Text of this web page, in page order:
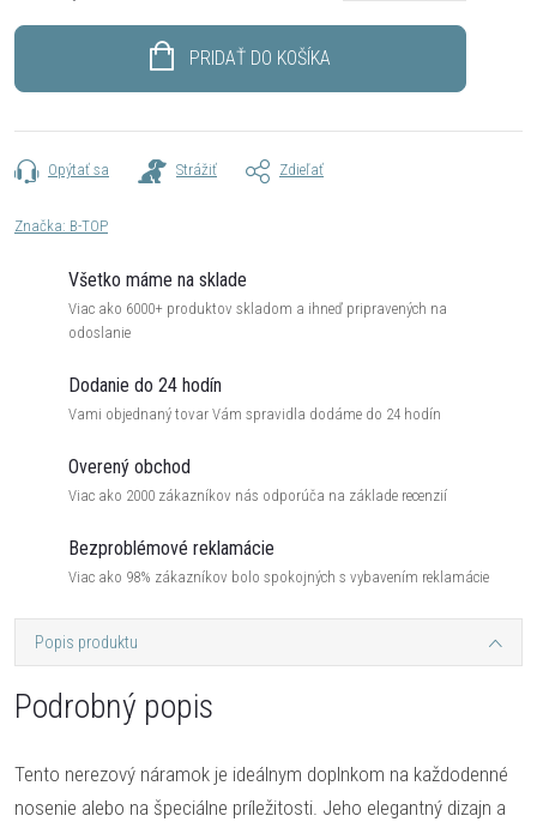
PRIDAŤ DO KOŠÍKA
Opýtať sa Strážiť Zdieľať
Značka: B-TOP
Všetko máme na sklade
Viac ako 6000+ produktov skladom a ihneď pripravených na
odoslanie
Dodanie do 24 hodín
Vami objednaný tovar Vám spravidla dodáme do 24 hodín
Overený obchod
Viac ako 2000 zákazníkov nás odporúča na základe recenzií
Bezproblémové reklamácie
Viac ako 98% zákazníkov bolo spokojných s vybavením reklamácie
Popis produktu
Podrobný popis
Tento nerezový náramok je ideálnym doplnkom na každodenné
nosenie alebo na špeciálne príležitosti. Jeho elegantný dizajn a